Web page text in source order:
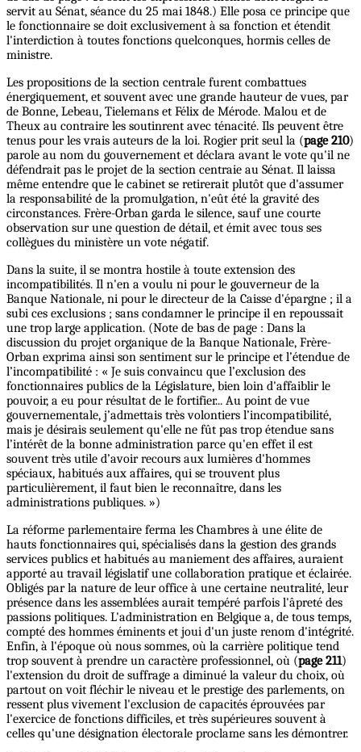
servit au Sénat, séance du 25 mai 1848.) Elle posa ce principe que
le fonctionnaire se doit exclusivement à sa fonction et étendit
l'interdiction à toutes fonctions quelconques, hormis celles de
ministre.
Les propositions de la section centrale furent combattues
énergiquement, et souvent avec une grande hauteur de vues, par
de Bonne, Lebeau, Tielemans et Félix de Mérode. Malou et de
Theux au contraire les soutinrent avec ténacité. Ils peuvent être
tenus pour les vrais auteurs de la loi. Rogier prit seul la (page 210)
parole au nom du gouvernement et déclara avant le vote qu'il ne
défendrait pas le projet de la section centraie au Sénat. Il laissa
même entendre que le cabinet se retirerait plutôt que d'assumer
la responsabilité de la promulgation, n'eût été la gravité des
circonstances. Frère-Orban garda le silence, sauf une courte
observation sur une question de détail, et émit avec tous ses
collègues du ministère un vote négatif.
Dans la suite, il se montra hostile à toute extension des
incompatibilités. Il n'en a voulu ni pour le gouverneur de la
Banque Nationale, ni pour le directeur de la Caisse d'épargne ; il a
subi ces exclusions ; sans condamner le principe il en repoussait
une trop large application. (Note de bas de page : Dans la
discussion du projet organique de la Banque Nationale, Frère-
Orban exprima ainsi son sentiment sur le principe et l’étendue de
l’incompatibilité : « Je suis convaincu que l’exclusion des
fonctionnaires publics de la Législature, bien loin d'affaiblir le
pouvoir, a eu pour résultat de le fortifier... Au point de vue
gouvernementale, j’admettais très volontiers l’incompatibilité,
mais je désirais seulement qu'elle ne fût pas trop étendue sans
l’intérêt de la bonne administration parce qu'en effet il est
souvent très utile d’avoir recours aux lumières d'hommes
spéciaux, habitués aux affaires, qui se trouvent plus
particulièrement, il faut bien le reconnaître, dans les
administrations publiques. »)
La réforme parlementaire ferma les Chambres à une élite de
hauts fonctionnaires qui, spécialisés dans la gestion des grands
services publics et habitués au maniement des affaires, auraient
apporté au travail législatif une collaboration pratique et éclairée.
Obligés par la nature de leur office à une certaine neutralité, leur
présence dans les assemblées aurait tempéré parfois l'âpreté des
passions politiques. L'administration en Belgique a, de tous temps,
compté des hommes éminents et joui d'un juste renom d'intégrité.
Enfin, à l'époque où nous sommes, où la carrière politique tend
trop souvent à prendre un caractère professionnel, où (page 211)
l'extension du droit de suffrage a diminué la valeur du choix, où
partout on voit fléchir le niveau et le prestige des parlements, on
ressent plus vivement l'exclusion de capacités éprouvées par
l'exercice de fonctions difficiles, et très supérieures souvent à
celles qu'une désignation électorale proclame sans les démontrer.